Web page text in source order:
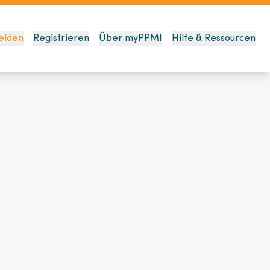
Registrieren Über myPPMI Hilfe & Ressourcen